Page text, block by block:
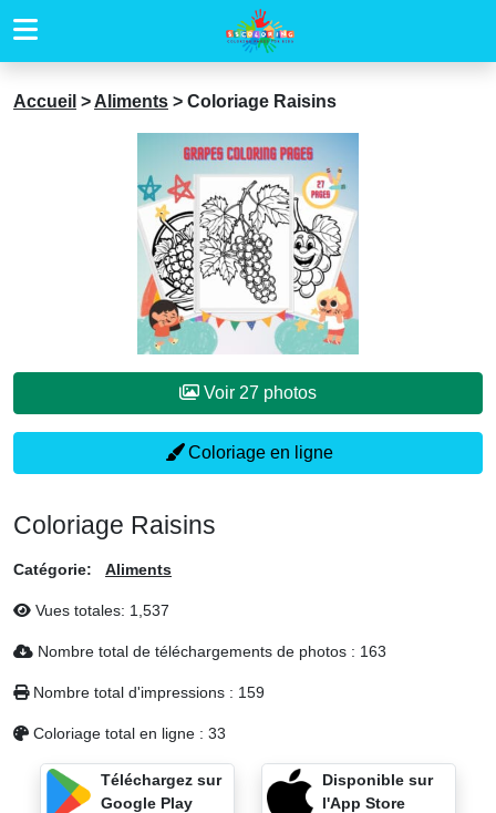
Accueil > Aliments > Coloriage Raisins
Voir 27 photos
Coloriage en ligne
Coloriage Raisins
Catégorie: Aliments
Vues totales: 1,537
Nombre total de téléchargements de photos : 163
Nombre total d'impressions : 159
Coloriage total en ligne : 33
Téléchargez sur
Google Play
Disponible sur
l'App Store